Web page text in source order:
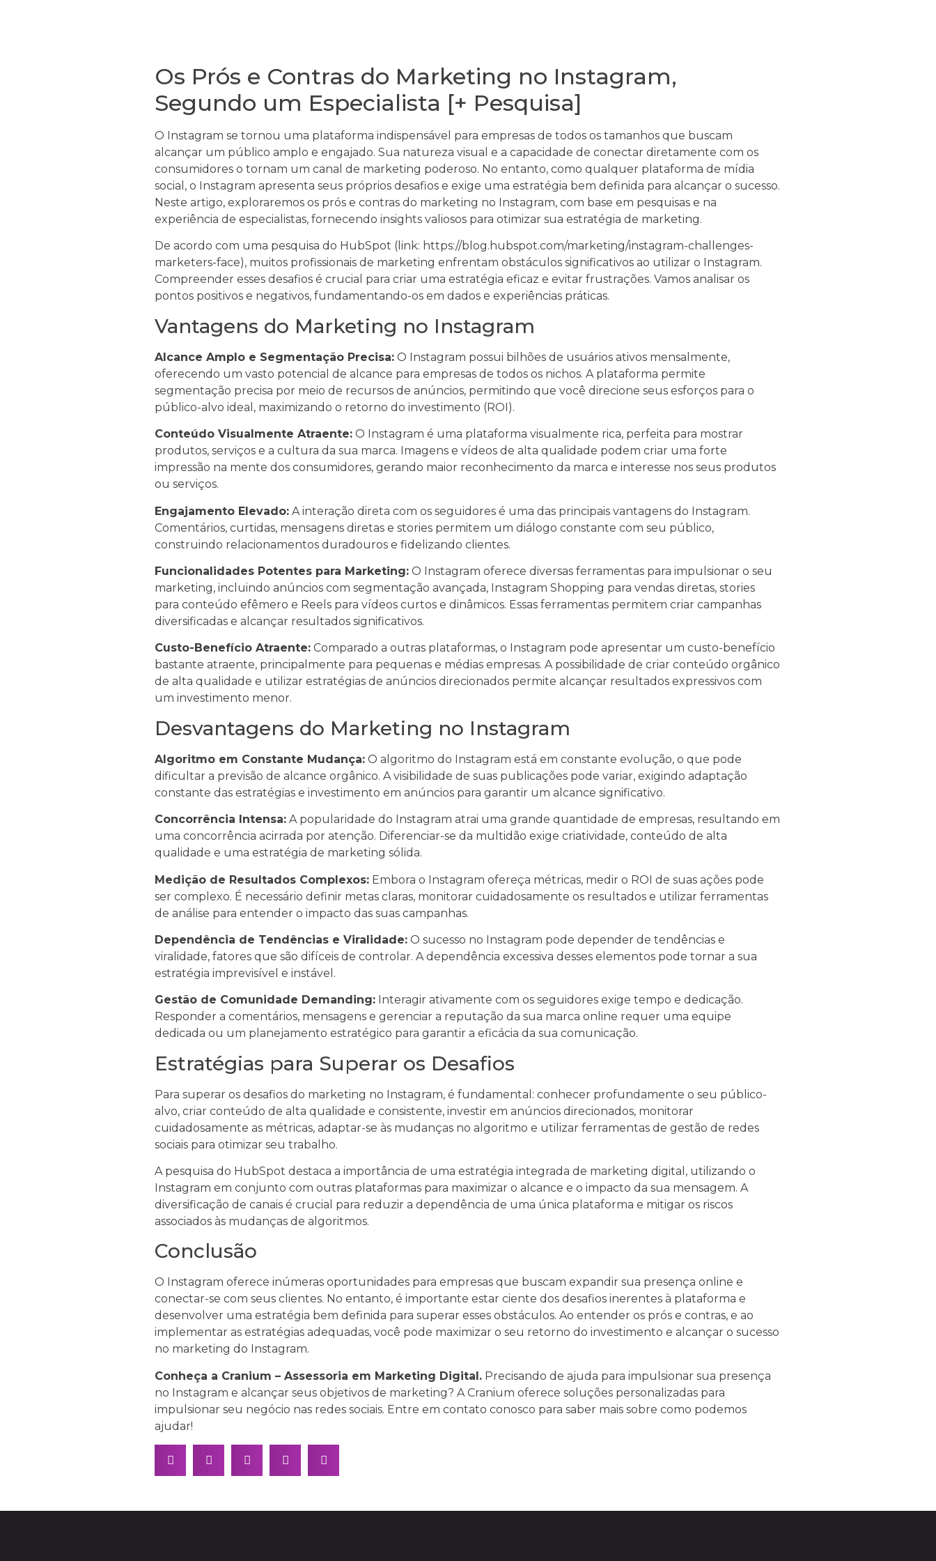
Os Prós e Contras do Marketing no Instagram,
Segundo um Especialista [+ Pesquisa]
O Instagram se tornou uma plataforma indispensável para empresas de todos os tamanhos que buscam
alcançar um público amplo e engajado. Sua natureza visual e a capacidade de conectar diretamente com os
consumidores o tornam um canal de marketing poderoso. No entanto, como qualquer plataforma de mídia
social, o Instagram apresenta seus próprios desafios e exige uma estratégia bem definida para alcançar o sucesso.
Neste artigo, exploraremos os prós e contras do marketing no Instagram, com base em pesquisas e na
experiência de especialistas, fornecendo insights valiosos para otimizar sua estratégia de marketing.
De acordo com uma pesquisa do HubSpot (link: https://blog.hubspot.com/marketing/instagram-challenges-
marketers-face), muitos profissionais de marketing enfrentam obstáculos significativos ao utilizar o Instagram.
Compreender esses desafios é crucial para criar uma estratégia eficaz e evitar frustrações. Vamos analisar os
pontos positivos e negativos, fundamentando-os em dados e experiências práticas.
Vantagens do Marketing no Instagram
Alcance Amplo e Segmentação Precisa: O Instagram possui bilhões de usuários ativos mensalmente,
oferecendo um vasto potencial de alcance para empresas de todos os nichos. A plataforma permite
segmentação precisa por meio de recursos de anúncios, permitindo que você direcione seus esforços para o
público-alvo ideal, maximizando o retorno do investimento (ROI).
Conteúdo Visualmente Atraente: O Instagram é uma plataforma visualmente rica, perfeita para mostrar
produtos, serviços e a cultura da sua marca. Imagens e vídeos de alta qualidade podem criar uma forte
impressão na mente dos consumidores, gerando maior reconhecimento da marca e interesse nos seus produtos
ou serviços.
Engajamento Elevado: A interação direta com os seguidores é uma das principais vantagens do Instagram.
Comentários, curtidas, mensagens diretas e stories permitem um diálogo constante com seu público,
construindo relacionamentos duradouros e fidelizando clientes.
Funcionalidades Potentes para Marketing: O Instagram oferece diversas ferramentas para impulsionar o seu
marketing, incluindo anúncios com segmentação avançada, Instagram Shopping para vendas diretas, stories
para conteúdo efêmero e Reels para vídeos curtos e dinâmicos. Essas ferramentas permitem criar campanhas
diversificadas e alcançar resultados significativos.
Custo-Benefício Atraente: Comparado a outras plataformas, o Instagram pode apresentar um custo-benefício
bastante atraente, principalmente para pequenas e médias empresas. A possibilidade de criar conteúdo orgânico
de alta qualidade e utilizar estratégias de anúncios direcionados permite alcançar resultados expressivos com
um investimento menor.
Desvantagens do Marketing no Instagram
Algoritmo em Constante Mudança: O algoritmo do Instagram está em constante evolução, o que pode
dificultar a previsão de alcance orgânico. A visibilidade de suas publicações pode variar, exigindo adaptação
constante das estratégias e investimento em anúncios para garantir um alcance significativo.
Concorrência Intensa: A popularidade do Instagram atrai uma grande quantidade de empresas, resultando em
uma concorrência acirrada por atenção. Diferenciar-se da multidão exige criatividade, conteúdo de alta
qualidade e uma estratégia de marketing sólida.
Medição de Resultados Complexos: Embora o Instagram ofereça métricas, medir o ROI de suas ações pode
ser complexo. É necessário definir metas claras, monitorar cuidadosamente os resultados e utilizar ferramentas
de análise para entender o impacto das suas campanhas.
Dependência de Tendências e Viralidade: O sucesso no Instagram pode depender de tendências e
viralidade, fatores que são difíceis de controlar. A dependência excessiva desses elementos pode tornar a sua
estratégia imprevisível e instável.
Gestão de Comunidade Demanding: Interagir ativamente com os seguidores exige tempo e dedicação.
Responder a comentários, mensagens e gerenciar a reputação da sua marca online requer uma equipe
dedicada ou um planejamento estratégico para garantir a eficácia da sua comunicação.
Estratégias para Superar os Desafios
Para superar os desafios do marketing no Instagram, é fundamental: conhecer profundamente o seu público-
alvo, criar conteúdo de alta qualidade e consistente, investir em anúncios direcionados, monitorar
cuidadosamente as métricas, adaptar-se às mudanças no algoritmo e utilizar ferramentas de gestão de redes
sociais para otimizar seu trabalho.
A pesquisa do HubSpot destaca a importância de uma estratégia integrada de marketing digital, utilizando o
Instagram em conjunto com outras plataformas para maximizar o alcance e o impacto da sua mensagem. A
diversificação de canais é crucial para reduzir a dependência de uma única plataforma e mitigar os riscos
associados às mudanças de algoritmos.
Conclusão
O Instagram oferece inúmeras oportunidades para empresas que buscam expandir sua presença online e
conectar-se com seus clientes. No entanto, é importante estar ciente dos desafios inerentes à plataforma e
desenvolver uma estratégia bem definida para superar esses obstáculos. Ao entender os prós e contras, e ao
implementar as estratégias adequadas, você pode maximizar o seu retorno do investimento e alcançar o sucesso
no marketing do Instagram.
Conheça a Cranium – Assessoria em Marketing Digital. Precisando de ajuda para impulsionar sua presença
no Instagram e alcançar seus objetivos de marketing? A Cranium oferece soluções personalizadas para
impulsionar seu negócio nas redes sociais. Entre em contato conosco para saber mais sobre como podemos
ajudar!